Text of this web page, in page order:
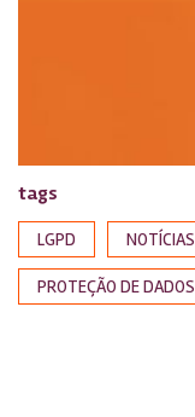
tags
LGPD NOTÍCIAS
PROTEÇÃO DE DADOS